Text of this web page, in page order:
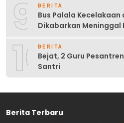
9 BERITA
Bus Palala Kecelakaan
Dikabarkan Meninggal
10BERITA
Bejat, 2 Guru
Santri
Berita Terbaru